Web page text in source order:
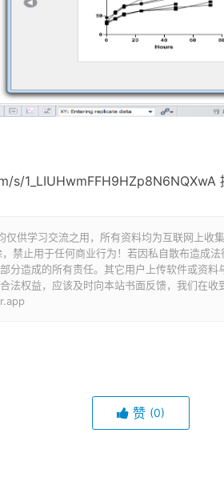
s/1_LIUHwmFFH9HZp8N6NQXwA
供学习交流之用，所有资料均为互联网上收
禁止用于任何商业行为！若因私自散布造成
分造成的所有责任。其它用户上传软件或资
法权益，应该及时向本站书面反馈，我们在收
赞 (0)